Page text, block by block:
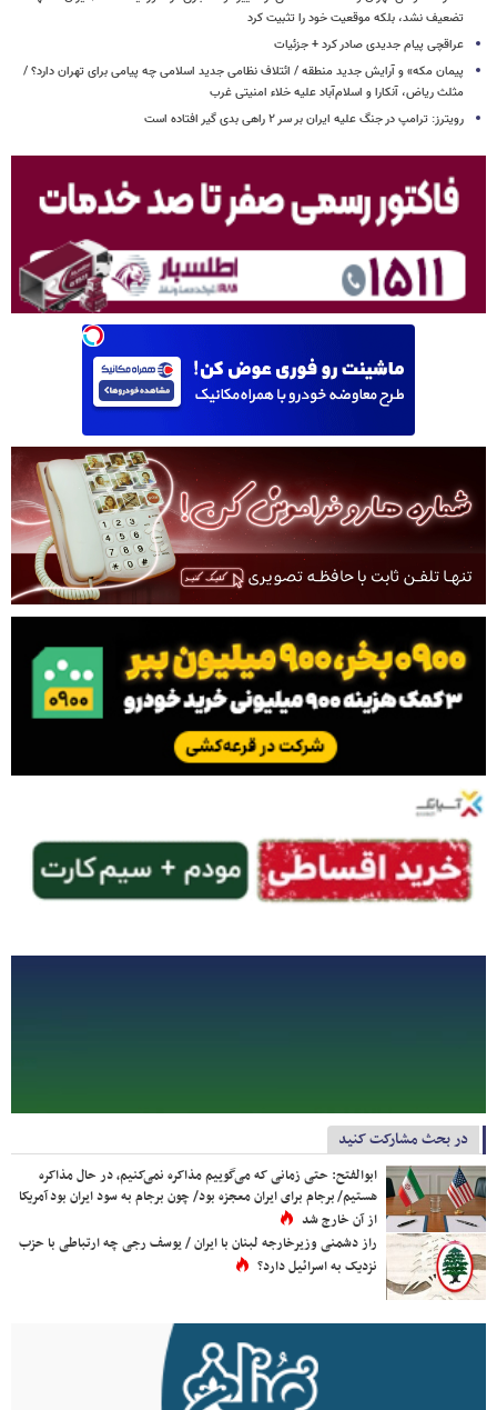
تضعیف نشد، بلکه موقعیت خود را تثبیت کرد
عراقچی پیام جدیدی صادر کرد + جزئیات
پیمان مکه» و آرایش جدید منطقه / ائتلاف نظامی جدید اسلامی چه پیامی برای تهران دارد؟ /
مثلث ریاض، آنکارا و اسلام‌آباد علیه خلاء امنیتی غرب
رویترز: ترامپ در جنگ علیه ایران بر سر ۲ راهی بدی گیر افتاده است
در بحث مشارکت کنید
ابوالفتح: حتی زمانی که می‌گوییم مذاکره نمی‌کنیم، در حال مذاکره
هستیم/ برجام برای ایران معجزه بود/ چون برجام به سود ایران بود آمریکا
از آن خارج شد
راز دشمنی وزیرخارجه لبنان با ایران / یوسف رجی چه ارتباطی با حزب
نزدیک به اسرائیل دارد؟